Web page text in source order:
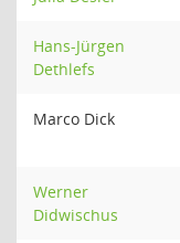
Hans-Jürgen
Dethlefs
Marco Dick
Werner
Didwischus